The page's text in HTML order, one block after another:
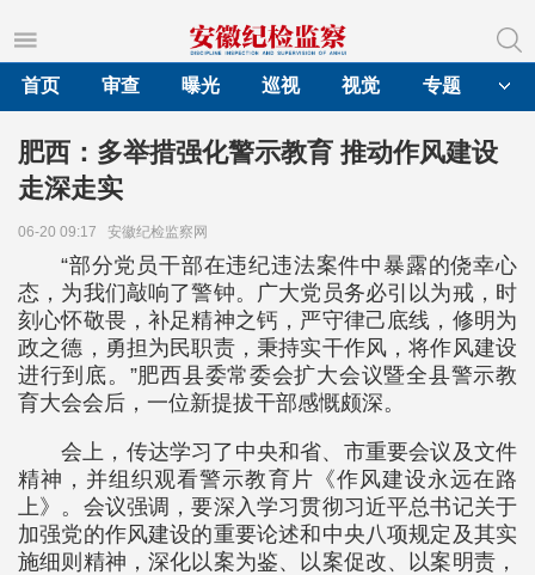
首页
审查 曝光 巡视 视觉 专题
肥西：多举措强化警示教育 推动作风建设
走深走实
06-20 09:17 安徽纪检监察网
“部分党员干部在违纪违法案件中暴露的侥幸心
态，为我们敲响了警钟。广大党员务必引以为戒，时
刻心怀敬畏，补足精神之钙，严守律己底线，修明为
政之德，勇担为民职责，秉持实干作风，将作风建设
进行到底。”肥西县委常委会扩大会议暨全县警示教
育大会会后，一位新提拔干部感慨颇深。
会上，传达学习了中央和省、市重要会议及文件
精神，并组织观看警示教育片《作风建设永远在路
上》。会议强调，要深入学习贯彻习近平总书记关于
加强党的作风建设的重要论述和中央八项规定及其实
施细则精神，深化以案为鉴、以案促改、以案明责，